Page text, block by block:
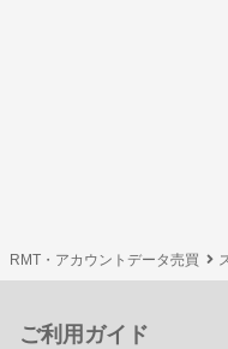
RMT・アカウントデータ売買
ご利用ガイド